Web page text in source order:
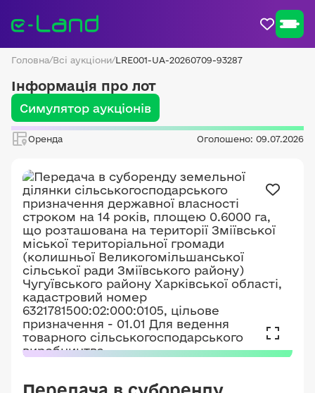
Головна/Всі аукціони/LRE001-UA-20260709-93287
Інформація про лот
Симулятор аукціонів
Оренда Оголошено: 09.07.2026